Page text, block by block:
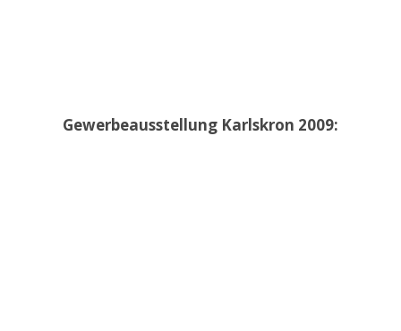
Gewerbeausstellung Karlskron 2009: